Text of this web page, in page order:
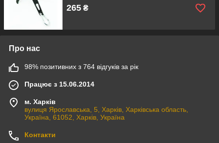
265 ₴
Про нас
98% позитивних з 764 відгуків за рік
Працює з 15.06.2014
м. Харків
вулиця Ярославська, 5, Харків, Харківська область,
Україна, 61052, Харків, Україна
Контакти